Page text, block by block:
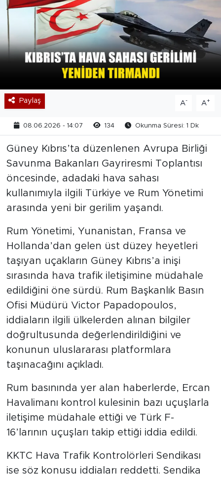
Paylaş A- A+
08.06.2026 - 14:07 134 Okunma Süresi: 1 Dk
Güney Kıbrıs’ta düzenlenen Avrupa Birliği
Savunma Bakanları Gayriresmi Toplantısı
öncesinde, adadaki hava sahası
kullanımıyla ilgili Türkiye ve Rum Yönetimi
arasında yeni bir gerilim yaşandı.
Rum Yönetimi, Yunanistan, Fransa ve
Hollanda’dan gelen üst düzey heyetleri
taşıyan uçakların Güney Kıbrıs’a inişi
sırasında hava trafik iletişimine müdahale
edildiğini öne sürdü. Rum Başkanlık Basın
Ofisi Müdürü Victor Papadopoulos,
iddiaların ilgili ülkelerden alınan bilgiler
doğrultusunda değerlendirildiğini ve
konunun uluslararası platformlara
taşınacağını açıkladı.
Rum basınında yer alan haberlerde, Ercan
Havalimanı kontrol kulesinin bazı uçuşlarla
iletişime müdahale ettiği ve Türk F-
16’larının uçuşları takip ettiği iddia edildi.
KKTC Hava Trafik Kontrolörleri Sendikası
ise söz konusu iddiaları reddetti. Sendika